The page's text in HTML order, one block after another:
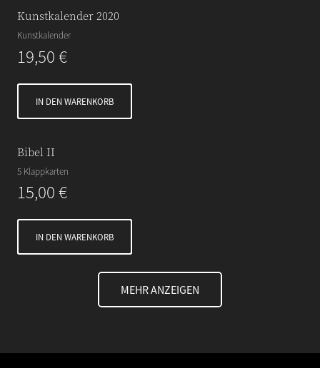
Kunstkalender 2020
Kunstkalender
19,50€
IN DEN WARENKORB
Bibel II
5 Klappkarten
15,00€
IN DEN WARENKORB
MEHR ANZEIGEN